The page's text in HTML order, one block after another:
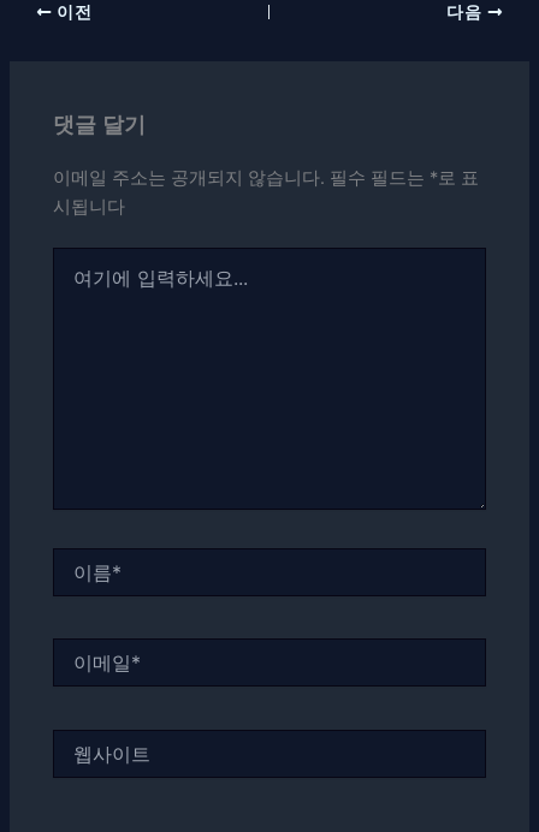
이전 다음
댓글 달기
이메일 주소는 공개되지 않습니다. 필수 필드는 *로 표
시됩니다